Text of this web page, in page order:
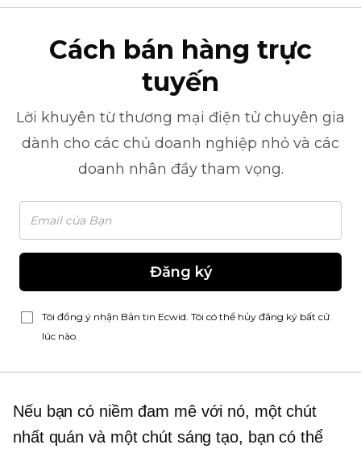
Cách bán hàng trực
tuyến
Lời khuyên từ thương mại điện tử chuyên gia
dành cho các chủ doanh nghiệp nhỏ và các
doanh nhân đầy tham vọng.
Đăng ký
Tôi đồng ý nhận Bản tin Ecwid. Tôi có thể hủy đăng ký bất cứ
lúc nào.
Nếu bạn có niềm đam mê với nó, một chút
nhất quán và một chút sáng tạo, bạn có thể